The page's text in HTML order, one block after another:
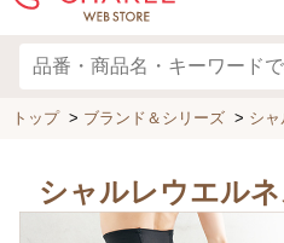
トップ> ブランド＆シリーズ > シ
シャルレウエルネ